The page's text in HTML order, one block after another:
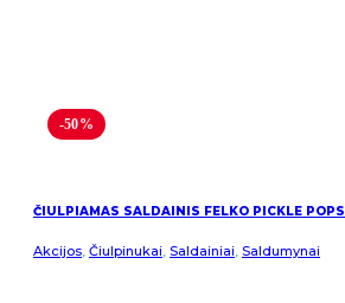
-50%
ČIULPIAMAS SALDAINIS FELKO PICKLE POPS
Akcijos, Čiulpinukai, Saldainiai, Saldumynai